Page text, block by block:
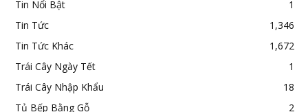
Tin Nổi Bật
1
Tin Tức
1,346
Tin Tức Khác
1,672
Trái Cây Ngày Tết
1
Trái Cây Nhập Khẩu
18
Tủ Bếp Bằng Gỗ
2